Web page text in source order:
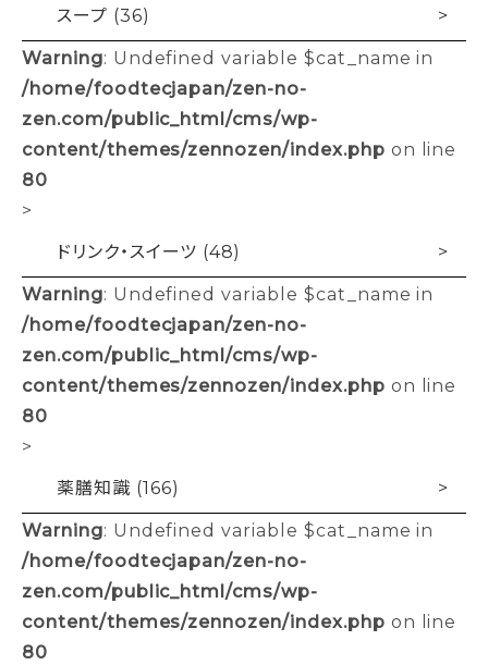
スープ (36)
Warning: Undefined variable $cat_name in
/home/foodtecjapan/zen-no-
zen.com/public_html/cms/wp-
content/themes/zennozen/index.php on line
80
>
ドリンク・スイーツ (48)
Warning: Undefined variable $cat_name in
/home/foodtecjapan/zen-no-
zen.com/public_html/cms/wp-
content/themes/zennozen/index.php on line
80
>
薬膳知識 (166)
Warning: Undefined variable $cat_name in
/home/foodtecjapan/zen-no-
zen.com/public_html/cms/wp-
content/themes/zennozen/index.php on line
80